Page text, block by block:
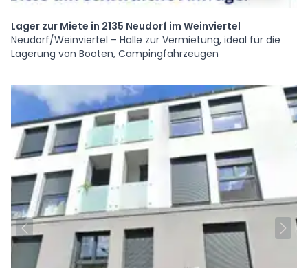
Lager zur Miete in 2135 Neudorf im Weinviertel
Neudorf/Weinviertel – Halle zur Vermietung, ideal für die
Lagerung von Booten, Campingfahrzeugen